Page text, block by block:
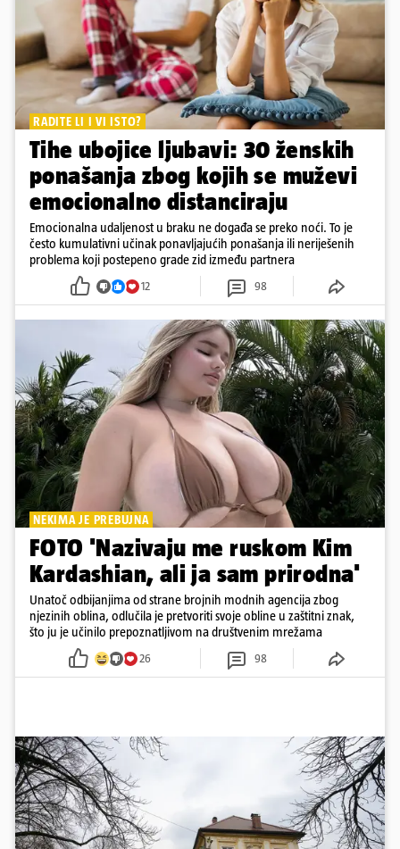
RADITE LI I VI ISTO?
Tihe ubojice ljubavi: 30 ženskih
ponašanja zbog kojih se muževi
emocionalno distanciraju
Emocionalna udaljenost u braku ne događa se preko noći. To je
često kumulativni učinak ponavljajućih ponašanja ili neriješenih
problema koji postepeno grade zid između partnera
12 98
NEKIMA JE PREBUJNA
FOTO 'Nazivaju me ruskom Kim
Kardashian, ali ja sam prirodna'
Unatoč odbijanjima od strane brojnih modnih agencija zbog
njezinih oblina, odlučila je pretvoriti svoje obline u zaštitni znak,
što ju je učinilo prepoznatljivom na društvenim mrežama
26 98